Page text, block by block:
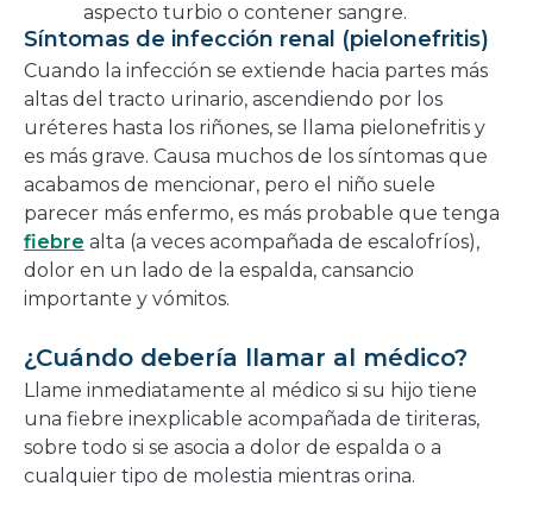
aspecto turbio o contener sangre.
Síntomas de infección renal (pielonefritis)
Cuando la infección se extiende hacia partes más
altas del tracto urinario, ascendiendo por los
uréteres hasta los riñones, se llama pielonefritis y
es más grave. Causa muchos de los síntomas que
acabamos de mencionar, pero el niño suele
parecer más enfermo, es más probable que tenga
fiebre alta (a veces acompañada de escalofríos),
dolor en un lado de la espalda, cansancio
importante y vómitos.
¿Cuándo debería llamar al médico?
Llame inmediatamente al médico si su hijo tiene
una fiebre inexplicable acompañada de tiriteras,
sobre todo si se asocia a dolor de espalda o a
cualquier tipo de molestia mientras orina.